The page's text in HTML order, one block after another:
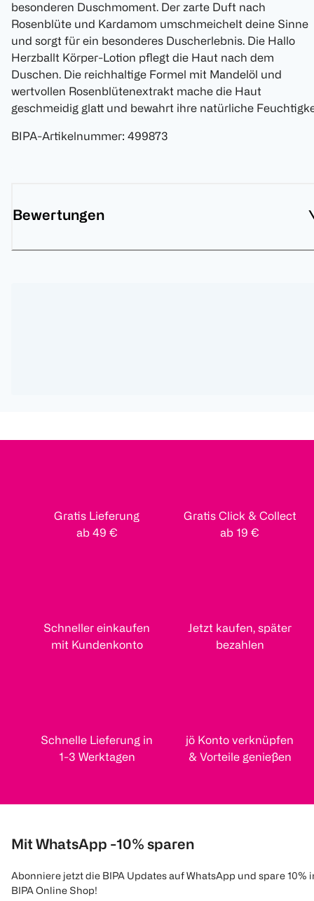
besonderen Duschmoment. Der zarte Duft nach
Rosenblüte und Kardamom umschmeichelt deine Sinne
und sorgt für ein besonderes Duscherlebnis. Die Hallo
Herzballt Körper-Lotion pflegt die Haut nach dem
Duschen. Die reichhaltige Formel mit Mandelöl und
wertvollen Rosenblütenextrakt mache die Haut
geschmeidig glatt und bewahrt ihre natürliche
BIPA-Artikelnummer: 499873
Bewertungen
Gratis Lieferung
ab 49 €
Gratis Click & Collect
ab 19 €
Schneller einkaufen
mit Kundenkonto
Jetzt kaufen, später
bezahlen
Schnelle Lieferung in
1-3 Werktagen
jö Konto verknüpfen
& Vorteile genießen
Mit WhatsApp -10% sparen
Abonniere jetzt die BIPA Updates auf WhatsApp und spare 10%
BIPA Online Shop!